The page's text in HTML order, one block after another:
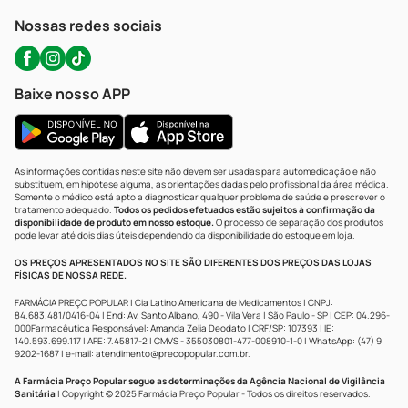
Nossas redes sociais
Baixe nosso APP
As informações contidas neste site não devem ser usadas para automedicação e não
substituem, em hipótese alguma, as orientações dadas pelo profissional da área médica.
Somente o médico está apto a diagnosticar qualquer problema de saúde e prescrever o
tratamento adequado. Todos os pedidos efetuados estão sujeitos à confirmação da
disponibilidade de produto em nosso estoque.O processo de separação dos produtos
pode levar até dois dias úteis dependendo da disponibilidade do estoque em loja.
OS PREÇOS APRESENTADOS NO SITE SÃO DIFERENTES DOS PREÇOS DAS LOJAS
FÍSICAS DE NOSSA REDE.
FARMÁCIA PREÇO POPULAR | Cia Latino Americana de Medicamentos | CNPJ:
84.683.481/0416-04 | End: Av. Santo Albano, 490 - Vila Vera | São Paulo - SP | CEP: 04.296-
000Farmacêutica Responsável: Amanda Zelia Deodato | CRF/SP: 107393 | IE:
140.593.699.117 | AFE: 7.45817-2 | CMVS - 355030801-477-008910-1-0 | WhatsApp: (47) 9
9202-1687 | e-mail: atendimento@precopopular.com.br.
A Farmácia Preço Popular segue as determinações da Agência Nacional de Vigilância
Sanitária | Copyright © 2025 Farmácia Preço Popular - Todos os direitos reservados.